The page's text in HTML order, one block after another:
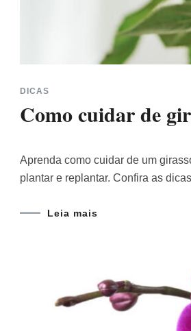
DICAS
Como cuidar de
Aprenda como cuidar de um
plantar e replantar. Confira as
Leia mais